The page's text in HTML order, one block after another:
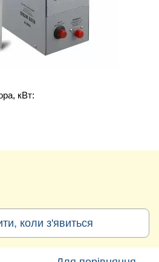
кВт:
коли з'явиться